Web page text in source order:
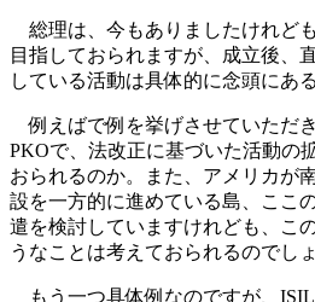
総理は、今もありましたけれど
目指しておられますが、成立後、
している活動は具体的に念頭にあ
例えばで例を挙げさせていただ
PKOで、法改正に基づいた活動の
おられるのか。また、アメリカが
設を一方的に進めている島、ここ
遣を検討していますけれども、こ
うなことは考えておられるのでしょ
もう一つ具体例なのですが、